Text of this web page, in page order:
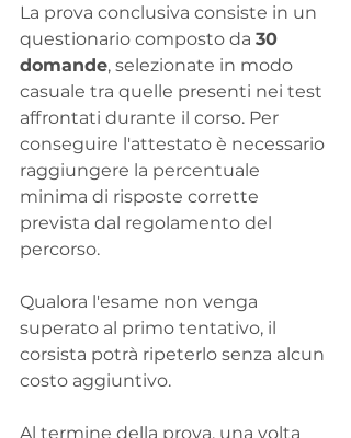
La prova conclusiva consiste in un
questionario composto da 30
domande, selezionate in modo
casuale tra quelle presenti nei test
affrontati durante il corso. Per
conseguire l'attestato è necessario
raggiungere la percentuale
minima di risposte corrette
prevista dal regolamento del
percorso.
Qualora l'esame non venga
superato al primo tentativo, il
corsista potrà ripeterlo senza alcun
costo aggiuntivo.
Al termine della prova, una volta